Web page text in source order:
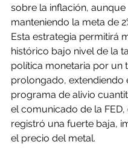
sobre la inflación, aunque
manteniendo la meta de
Esta estrategia permitirá
histórico bajo nivel de la
política monetaria por un
prolongado, extendiendo
programa de alivio
el comunicado de la
registró una fuerte baja,
el precio del metal.